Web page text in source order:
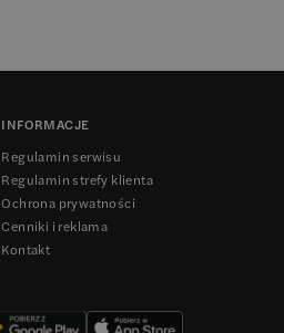
INFORMACJE
Regulamin serwisu
Regulamin strefy klienta
Ochrona prywatności
Cenniki i reklama
Kontakt